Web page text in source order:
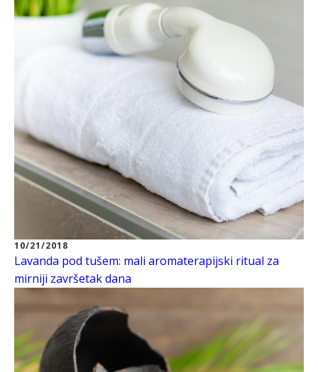
10/21/2018
Lavanda pod tušem: mali aromaterapijski ritual za
mirniji završetak dana